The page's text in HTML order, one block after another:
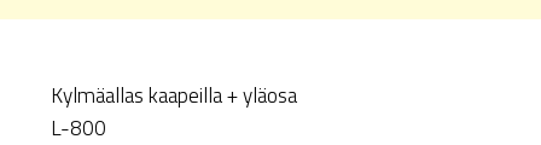
Kylmäallas kaapeilla + yläosa
L-800